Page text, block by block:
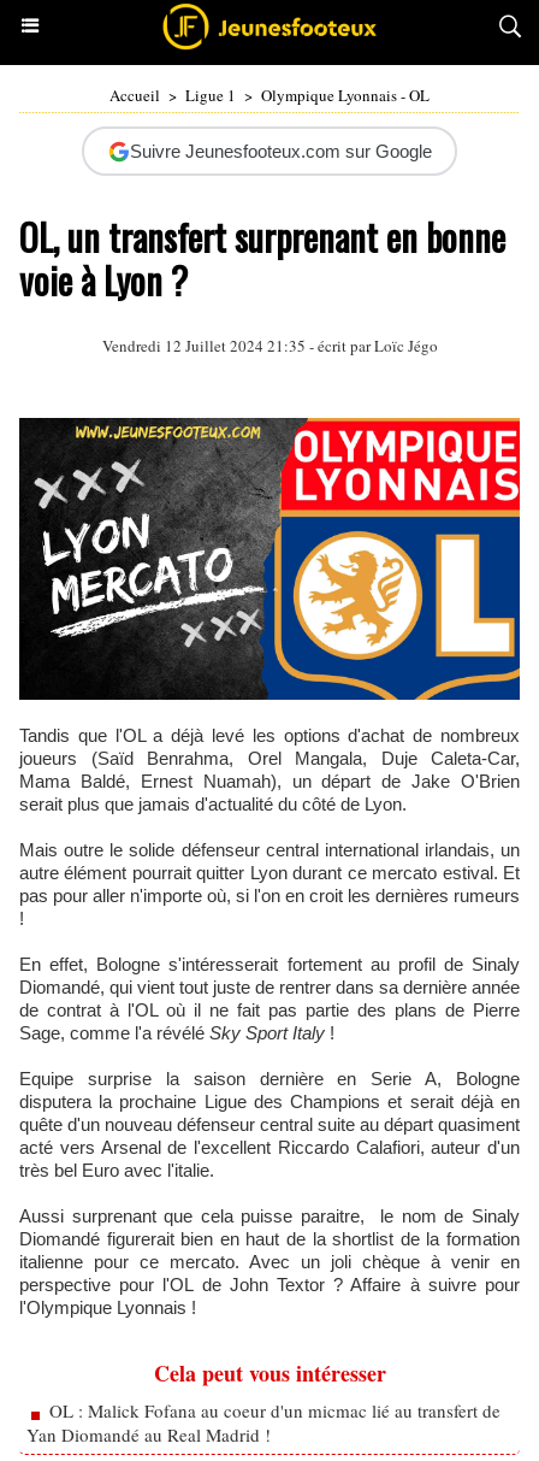
Accueil > Ligue 1 > Olympique Lyonnais - OL
Suivre Jeunesfooteux.com sur Google
OL, un transfert surprenant en bonne
voie à Lyon ?
Vendredi 12 Juillet 2024 21:35 - écrit parLoïc Jégo
Tandis que l'OL a déjà levé les options d'achat de nombreux
joueurs (Saïd Benrahma, Orel Mangala, Duje Caleta-Car,
Mama Baldé, Ernest Nuamah), un départ de Jake O'Brien
serait plus que jamais d'actualité du côté de Lyon.
Mais outre le solide défenseur central international irlandais, un
autre élément pourrait quitter Lyon durant ce mercato estival. Et
pas pour aller n'importe où, si l'on en croit les dernières rumeurs
!
En effet, Bologne s'intéresserait fortement au profil de Sinaly
Diomandé, qui vient tout juste de rentrer dans sa dernière année
de contrat à l'OL où il ne fait pas partie des plans de Pierre
Sage, comme l'a révélé Sky Sport Italy !
Equipe surprise la saison dernière en Serie A, Bologne
disputera la prochaine Ligue des Champions et serait déjà en
quête d'un nouveau défenseur central suite au départ quasiment
acté vers Arsenal de l'excellent Riccardo Calafiori, auteur d'un
très bel Euro avec l'italie.
Aussi surprenant que cela puisse paraitre, le nom de Sinaly
Diomandé figurerait bien en haut de la shortlist de la formation
italienne pour ce mercato. Avec un joli chèque à venir en
perspective pour l'OL de John Textor ? Affaire à suivre pour
l'Olympique Lyonnais !
Cela peut vous intéresser
OL : Malick Fofana au coeur d'un micmac lié au transfert de
Yan Diomandé au Real Madrid !